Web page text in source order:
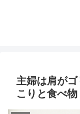
主婦は肩が
こりと食べ物